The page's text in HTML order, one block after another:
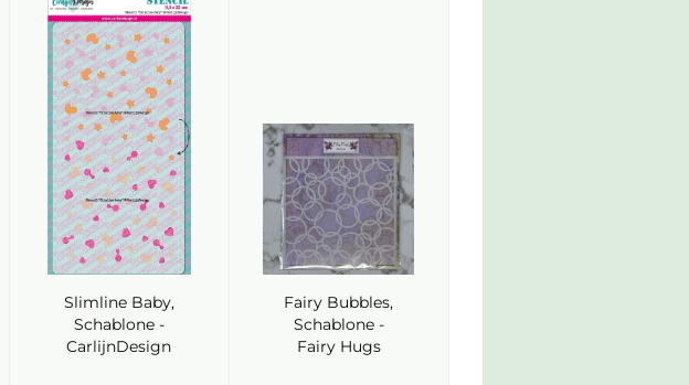
Slimline Baby,
Schablone -
CarlijnDesign
Fairy Bubbles,
Schablone -
Fairy Hugs